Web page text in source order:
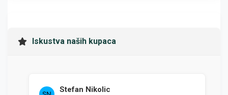
Iskustva naših kupaca
Stefan Nikolic